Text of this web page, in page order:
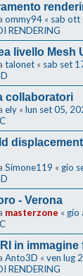
ommy94 « sab ott
RENDERING
livello Mesh
talonet « sab set
collaboratori
ely « lun set 05,
Simone119 « gio
- Verona
masterzone « gio
in immagine
Anto3D « ven lug
RENDERING